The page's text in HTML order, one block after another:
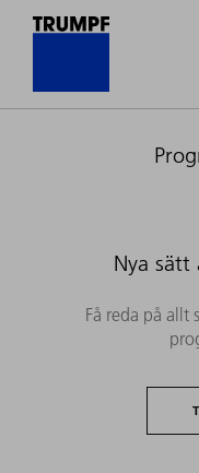
Nya sätt
Få reda på allt